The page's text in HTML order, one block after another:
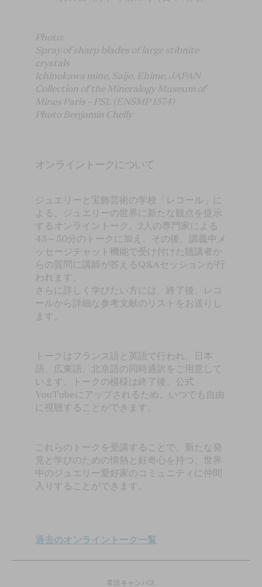
Photo:
Spray of sharp blades of large stibnite
crystals
Ichinokawa mine, Saijo, Ehime, JAPAN
Collection of the Mineralogy Museum of
Mines Paris – PSL (ENSMP 1574)
Photo Benjamin Chelly
オンライントークについて
ジュエリーと宝飾芸術の学校「レコール」に
よる、ジュエリーの世界に新たな観点を提示
するオンライントーク。2人の専門家による
45～50分のトークに加え、その後、講義中メ
ッセージチャット機能で受け付けた聴講者か
らの質問に講師が答えるQ&Aセッションが行
われます。
さらに詳しく学びたい方には、終了後、レコ
ールから詳細な参考文献のリストをお送りし
ます。
トークはフランス語と英語で行われ、日本
語、広東語、北京語の同時通訳をご用意して
います。トークの模様は終了後、公式
YouTubeにアップされるため、いつでも自由
に視聴することができます。
これらのトークを受講することで、新たな発
見と学びのための情熱と好奇心を持つ、世界
中のジュエリー愛好家のコミュニティに仲間
入りすることができます。
過去のオンライントーク一覧
常設キャンパス